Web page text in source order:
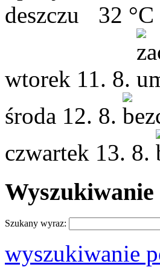
32 °C
wtorek 11. 8.
środa 12. 8.
czwartek 13. 8.
Wyszukiwanie
Szukany wyraz:
wyszukiwanie